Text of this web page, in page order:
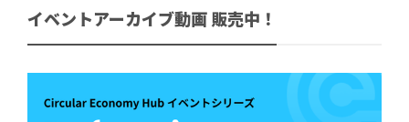
イベントアーカイブ動画 販売中！